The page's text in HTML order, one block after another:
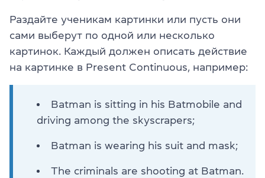
Раздайте ученикам картинки или пусть они
сами выберут по одной или несколько
картинок. Каждый должен описать действие
на картинке в Present Continuous, например:
Batman is sitting in his Batmobile and
driving among the skyscrapers;
Batman is wearing his suit and mask;
The criminals are shooting at Batman.